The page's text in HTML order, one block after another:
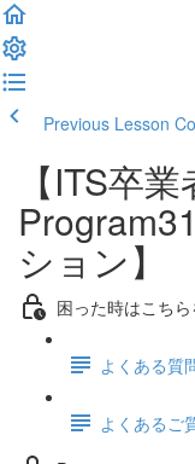
Previous Lesson
【ITS卒業
ション】
困った時はこち
よくある質
よくあるご